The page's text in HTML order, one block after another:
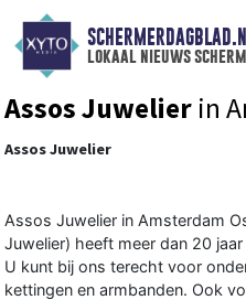
lokaal nieuws
Assos Juwelier in
Assos Juwelier
Assos Juwelier in Amsterdam
Juwelier) heeft meer dan 20
U kunt bij ons terecht voor
kettingen en armbanden. Ook